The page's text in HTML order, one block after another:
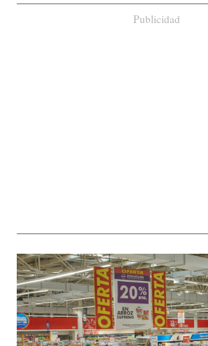
Publicidad